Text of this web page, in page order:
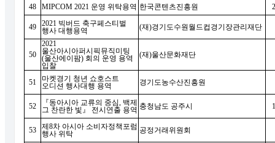
48 MIPCOM 2021 운영 위탁용역 한국콘텐츠진흥원
49 2021 빅버드 축구페스티벌
행사 대행용역
(재)경기도수원월드컵경기장관리재단
50
2021
울산아시아퍼시픽뮤직미팅
(울산에이팜) 회의 운영 용역
입찰
(재)울산문화재단
51
마켓경기 청년 쇼호스트
오디션 행사대행 용역
경기도농수산진흥원
52 『동아시아 교류의 중심, 백제
그 찬란한 빛』 전시연출 용역 충청남도 공주시
53 제 8차 아시아 소비자정책포럼
행사 위탁
공정거래위원회